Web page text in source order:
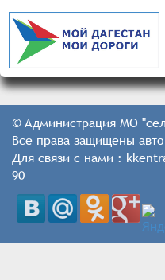
© Администрация МО
Все права защищены
Для связи с нами :
90